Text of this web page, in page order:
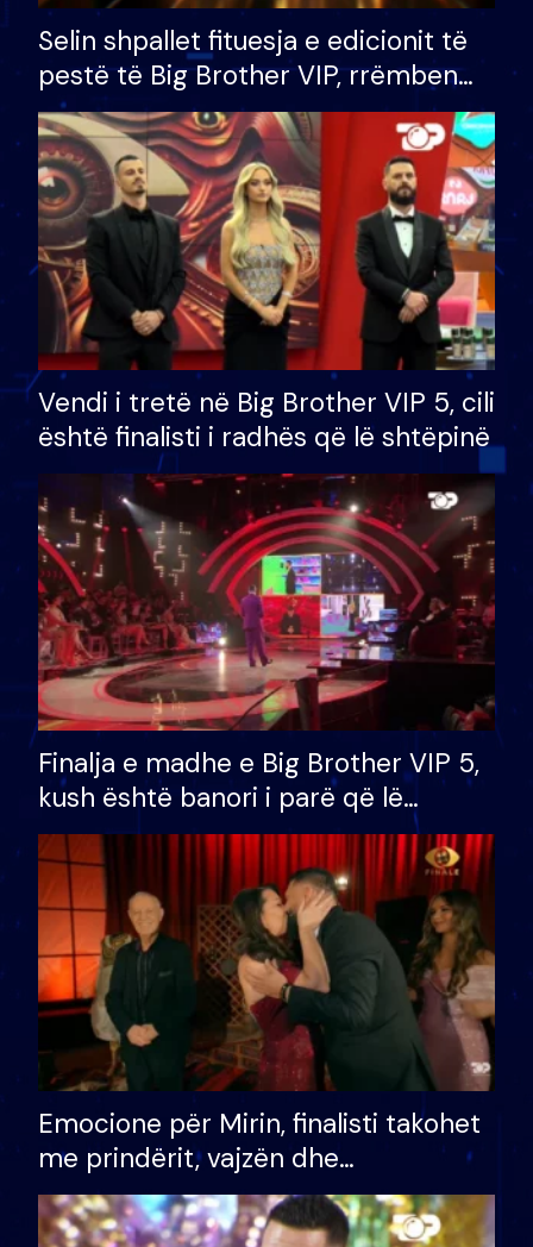
Selin shpallet fituesja e edicionit të
pestë të Big Brother VIP, rrëmben
çmimin e madh prej 100 mijë eurosh
Vendi i tretë në Big Brother VIP 5, cili
është finalisti i radhës që lë shtëpinë
Finalja e madhe e Big Brother VIP 5,
kush është banori i parë që lë
shtëpinë dhe humb mundësinë për
të fituar çmimin e madh
Emocione për Mirin, finalisti takohet
me prindërit, vajzën dhe
bashkëshorten: S’kemi ndonjë letër
divorci apo jo?